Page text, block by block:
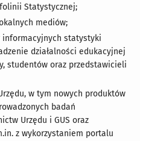
Statystycznej;
mediów;
informacyjnych statystyki
działalności edukacyjnej
studentów oraz przedstawicieli
w tym nowych produktów
badań
Urzędu i GUS oraz
z wykorzystaniem portalu